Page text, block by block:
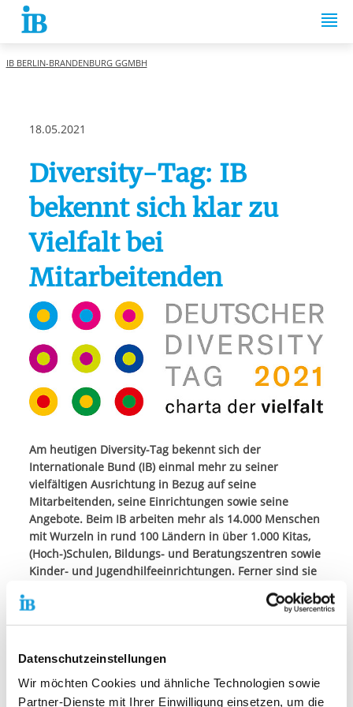
Datenschutzeinstellungen
Wir möchten Cookies und ähnliche Technologien sowie
Partner-Dienste mit Ihrer Einwilligung einsetzen, um die
Springe zum Inhalt
IB BERLIN-BRANDENBURG GGMBH
18.05.2021
Diversity-Tag: IB
bekennt sich klar zu
Vielfalt bei
Mitarbeitenden
Am heutigen Diversity-Tag bekennt sich der
Internationale Bund (IB) einmal mehr zu seiner
vielfältigen Ausrichtung in Bezug auf seine
Mitarbeitenden, seine Einrichtungen sowie seine
Angebote. Beim IB arbeiten mehr als 14.000 Menschen
mit Wurzeln in rund 100 Ländern in über 1.000 Kitas,
(Hoch-)Schulen, Bildungs- und Beratungszentren sowie
Kinder- und Jugendhilfeeinrichtungen. Ferner sind sie
Senioren*Seniorinnen, Wohnheimen oder
Verwaltungsstätten tätig.
Die Organisation kümmert sich um so unterschiedliche
Themen wie Ausbildung, soziale Integration, Migration,
Wohnungslosigkeit, den Kampf gegen Rassismus, die